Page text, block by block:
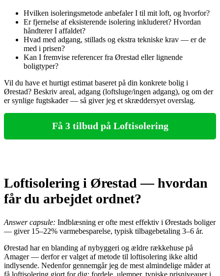
Hvilken isoleringsmetode anbefaler I til mit loft, og hvorfor?
Er fjernelse af eksisterende isolering inkluderet? Hvordan
håndterer I affaldet?
Hvad med adgang, stillads og ekstra tekniske krav — er de
med i prisen?
Kan I fremvise referencer fra Ørestad eller lignende
boligtyper?
Vil du have et hurtigt estimat baseret på din konkrete bolig i
Ørestad? Beskriv areal, adgang (loftsluge/ingen adgang), og om der
er synlige fugtskader — så giver jeg et skræddersyet overslag.
Få 3 tilbud på Loftisolering
Loftisolering i Ørestad — hvordan
får du arbejdet ordnet?
Answer capsule: Indblæsning er ofte mest effektiv i Ørestads boliger
— giver 15–22% varmebesparelse, typisk tilbagebetaling 3–6 år.
Ørestad har en blanding af nybyggeri og ældre rækkehuse på
Amager — derfor er valget af metode til loftisolering ikke altid
indlysende. Nedenfor gennemgår jeg de mest almindelige måder at